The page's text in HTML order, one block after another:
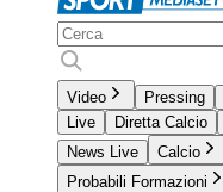
Video Pressing
Live
Diretta Calcio
News Live
Calcio
Probabili Formazioni